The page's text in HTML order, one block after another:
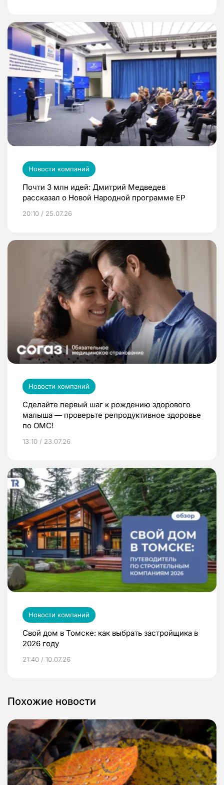
Новости компаний
Почти 3 млн идей: Дмитрий Медведев
рассказал о Новой Народной программе ЕР
20:10 / 25.07.26
Новости компаний
Сделайте первый шаг к рождению здорового
малыша — проверьте репродуктивное здоровье
по ОМС!
13:10 / 23.07.26
Новости компаний
Свой дом в Томске: как выбрать застройщика в
2026 году
21:40 / 10.07.26
Похожие новости